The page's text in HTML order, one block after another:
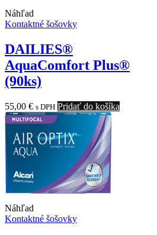
Náhľad
Kontaktné šošovky
DAILIES®
AquaComfort Plus®
(90ks)
55,00 € s DPH Pridať do košíka
Náhľad
Kontaktné šošovky